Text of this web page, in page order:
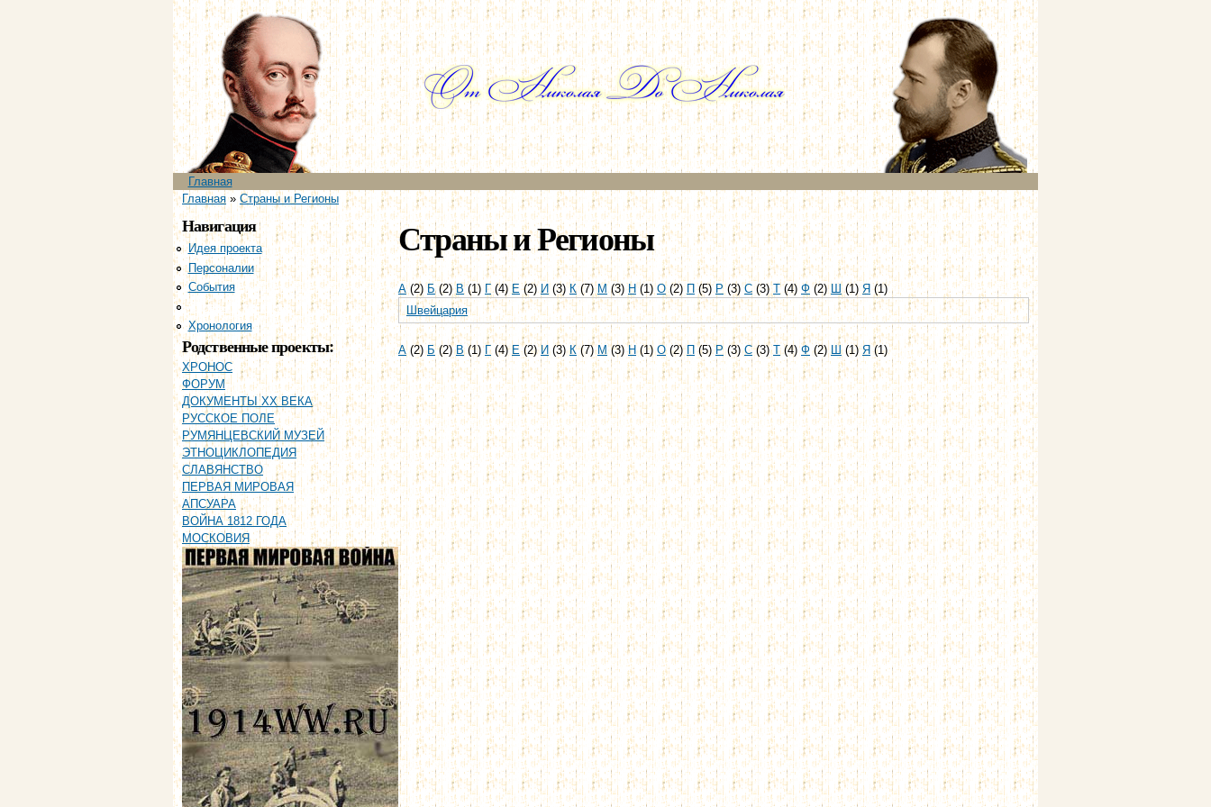
Перейти к
основному
содержанию
Главное меню
Главная
Вы здесь
Главная» Страны и Регионы
Навигация
Идея проекта
Персоналии
События
Страны и регионы
Хронология
Родственные проекты:
ХРОНОС
ФОРУМ
ДОКУМЕНТЫ XX ВЕКА
РУССКОЕ ПОЛЕ
РУМЯНЦЕВСКИЙ МУЗЕЙ
ЭТНОЦИКЛОПЕДИЯ
СЛАВЯНСТВО
ПЕРВАЯ МИРОВАЯ
АПСУАРА
ВОЙНА 1812 ГОДА
МОСКОВИЯ
Страны и Регионы
А(2)Б(2)В(1) Г(4) Е (2) И(3)К(7)М(3)Н(1)О(2) П (5) Р(3)С(3)Т(4) Ф(2)Ш(1) Я (1)
Швейцария
А(2)Б(2)В(1)Г (4)Е (2)И(3)К(7)М(3)Н(1)О(2)П (5)Р(3)С(3)Т(4)Ф(2)Ш(1)Я (1)